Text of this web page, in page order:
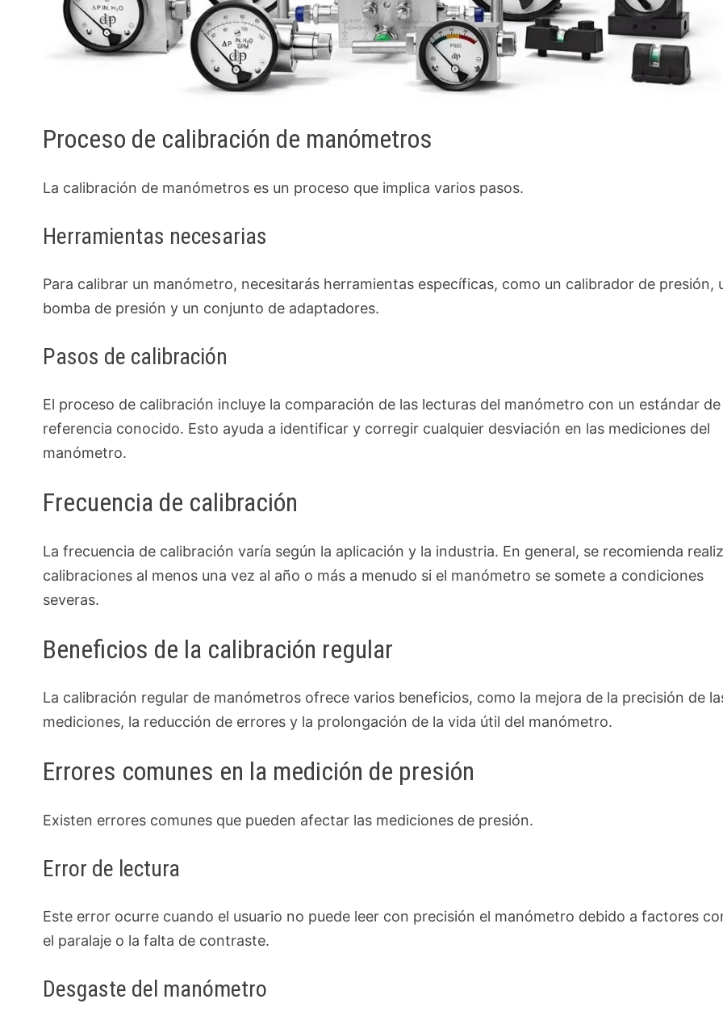
Proceso de calibración de manómetros
La calibración de manómetros es un proceso que implica varios pasos.
Herramientas necesarias
Para calibrar un manómetro, necesitarás herramientas específicas, como un calibrador de presión,
bomba de presión y un conjunto de adaptadores.
Pasos de calibración
El proceso de calibración incluye la comparación de las lecturas del manómetro con un estándar de
referencia conocido. Esto ayuda a identificar y corregir cualquier desviación en las mediciones del
manómetro.
Frecuencia de calibración
La frecuencia de calibración varía según la aplicación y la industria. En general, se recomienda
calibraciones al menos una vez al año o más a menudo si el manómetro se somete a condiciones
severas.
Beneficios de la calibración regular
La calibración regular de manómetros ofrece varios beneficios, como la mejora de la precisión de
mediciones, la reducción de errores y la prolongación de la vida útil del manómetro.
Errores comunes en la medición de presión
Existen errores comunes que pueden afectar las mediciones de presión.
Error de lectura
Este error ocurre cuando el usuario no puede leer con precisión el manómetro debido a factores
el paralaje o la falta de contraste.
Desgaste del manómetro